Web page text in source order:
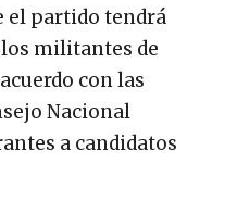
el partido tendrá
militantes de
con las
Nacional
a candidatos